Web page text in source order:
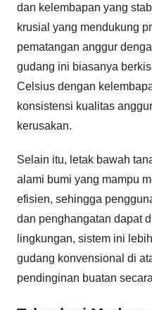
dan kelembapan yang
krusial yang mendukung
pematangan anggur
gudang ini biasanya
Celsius dengan
konsistensi kualitas
kerusakan.
Selain itu, letak bawah
alami bumi yang mampu
efisien, sehingga
dan penghangatan dapat
lingkungan, sistem ini
gudang konvensional di
pendinginan buatan